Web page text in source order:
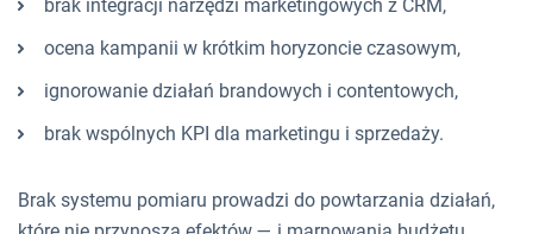
brak integracji narzędzi marketingowych z CRM,
ocena kampanii w krótkim horyzoncie czasowym,
ignorowanie działań brandowych i contentowych,
brak wspólnych KPI dla marketingu i sprzedaży.
Brak systemu pomiaru prowadzi do powtarzania działań,